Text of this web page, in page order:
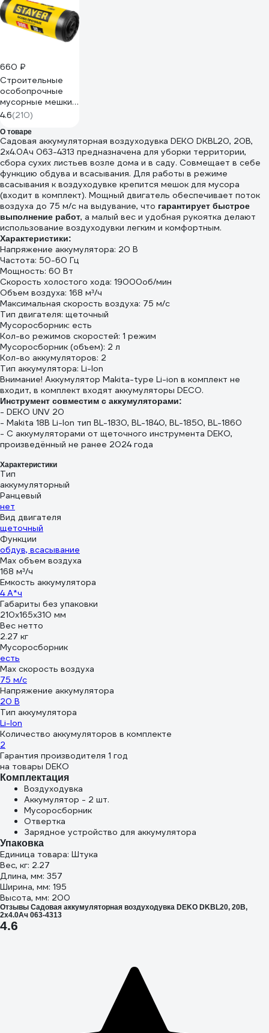
660 ₽
Строительные
особопрочные
мусорные мешки
STAYER Heavy
Duty 300 л, 10 шт
39157-300
4.6(210)
О товаре
Садовая аккумуляторная воздуходувка DEKO DKBL20, 20В,
2x4.0Ач 063-4313 предназначена для уборки территории,
сбора сухих листьев возле дома и в саду. Совмещает в себе
функцию обдува и всасывания. Для работы в режиме
всасывания к воздуходувке крепится мешок для мусора
(входит в комплект). Мощный двигатель обеспечивает поток
воздуха до 75 м/с на выдувание, что гарантирует быстрое
выполнение работ, а малый вес и удобная рукоятка делают
использование воздуходувки легким и комфортным.
Характеристики:
Напряжение аккумулятора: 20 В
Частота: 50-60 Гц
Мощность: 60 Вт
Скорость холостого хода: 19000об/мин
Объем воздуха: 168 м³/ч
Максимальная скорость воздуха: 75 м/с
Тип двигателя: щеточный
Мусоросборник: есть
Кол-во режимов скоростей: 1 режим
Мусоросборник (объем): 2 л
Кол-во аккумуляторов: 2
Тип аккумулятора: Li-Ion
Внимание! Аккумулятор Makita-type Li-ion в комплект не
входит, в комплект входят аккумуляторы DECO.
Инструмент совместим с аккумуляторами:
- DEKO UNV 20
- Makita 18В Li-Ion тип BL-1830, BL-1840, BL-1850, BL-1860
- С аккумуляторами от щеточного инструмента DEKO,
произведённый не ранее 2024 года
Характеристики
Тип
аккумуляторный
Ранцевый
нет
Вид двигателя
щеточный
Функции
обдув, всасывание
Max объем воздуха
168 м³/ч
Емкость аккумулятора
4 А*ч
Габариты без упаковки
210х165х310 мм
Вес нетто
2.27 кг
Мусоросборник
есть
Max скорость воздуха
75 м/с
Напряжение аккумулятора
20 В
Тип аккумулятора
Li-Ion
Количество аккумуляторов в комплекте
2
Гарантия производителя 1 год
на товары DEKO
Комплектация
Воздуходувка
Аккумулятор - 2 шт.
Мусоросборник
Отвертка
Зарядное устройство для аккумулятора
Упаковка
Единица товара: Штука
Вес, кг: 2.27
Длина, мм: 357
Ширина, мм: 195
Высота, мм: 200
Отзывы Садовая аккумуляторная воздуходувка DEKO DKBL20, 20В,
2x4.0Ач 063-4313
4.6